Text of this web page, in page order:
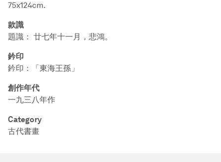
75x124cm.
款識
題識： 廿七年十一月，悲鴻。
鈐印
鈐印：「東海王孫」
創作年代
一九三八年作
Category
古代書畫